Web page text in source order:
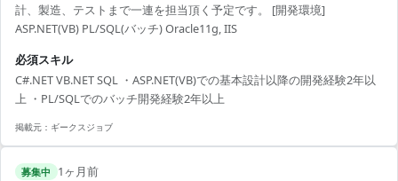
計、製造、テストまで一連を担当頂く予定です。 [開発環境]
ASP.NET(VB) PL/SQL(バッチ) Oracle11g, IIS
必須スキル
C#.NET VB.NET SQL ・ASP.NET(VB)での基本設計以降の開発経験2年以
上 ・PL/SQLでのバッチ開発経験2年以上
掲載元： ギークスジョブ
募集中 1ヶ月前